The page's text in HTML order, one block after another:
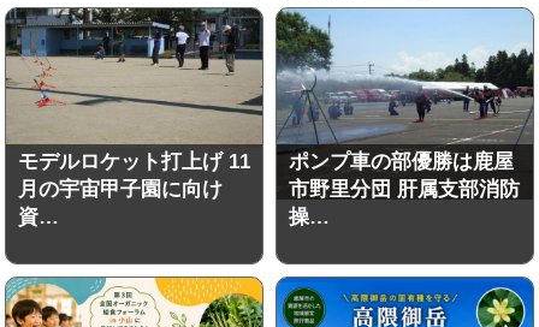
モデルロケット打上げ 11
月の宇宙甲子園に向け
資…
ポンプ車の部優勝は鹿屋
市野里分団 肝属支部消防
操…